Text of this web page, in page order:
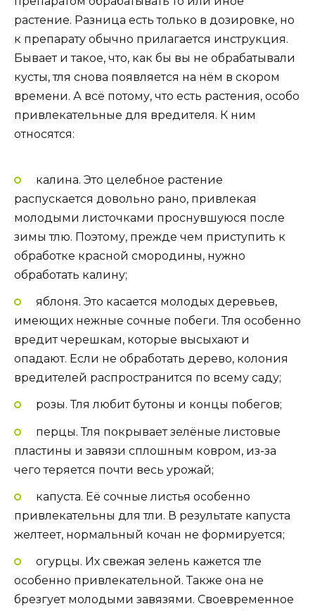
растение. Разница есть только в дозировке, но
к препарату обычно прилагается инструкция.
Бывает и такое, что, как бы вы не обрабатывали
кусты, тля снова появляется на нём в скором
времени. А всё потому, что есть растения, особо
привлекательные для вредителя. К ним
относятся:
калина. Это целебное растение
распускается довольно рано, привлекая
молодыми листочками проснувшуюся после
зимы тлю. Поэтому, прежде чем приступить к
обработке красной смородины, нужно
обработать калину;
яблоня. Это касается молодых деревьев,
имеющих нежные сочные побеги. Тля особенно
вредит черешкам, которые высыхают и
опадают. Если не обработать дерево, колония
вредителей распространится по всему саду;
розы. Тля любит бутоны и концы побегов;
перцы. Тля покрывает зелёные листовые
пластины и завязи сплошным ковром, из-за
чего теряется почти весь урожай;
капуста. Её сочные листья особенно
привлекательны для тли. В результате капуста
желтеет, нормальный кочан не формируется;
огурцы. Их свежая зелень кажется тле
особенно привлекательной. Также она не
брезгует молодыми завязями. Своевременное